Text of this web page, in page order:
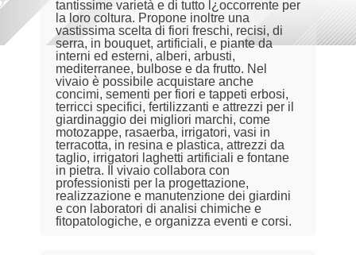
tantissime varietà e di tutto l¿occorrente per
la loro coltura. Propone inoltre una
vastissima scelta di fiori freschi, recisi, di
serra, in bouquet, artificiali, e piante da
interni ed esterni, alberi, arbusti,
mediterranee, bulbose e da frutto. Nel
vivaio è possibile acquistare anche
concimi, sementi per fiori e tappeti erbosi,
terricci specifici, fertilizzanti e attrezzi per il
giardinaggio dei migliori marchi, come
motozappe, rasaerba, irrigatori, vasi in
terracotta, in resina e plastica, attrezzi da
taglio, irrigatori laghetti artificiali e fontane
in pietra. Il vivaio collabora con
professionisti per la progettazione,
realizzazione e manutenzione dei giardini
e con laboratori di analisi chimiche e
fitopatologiche, e organizza eventi e corsi.